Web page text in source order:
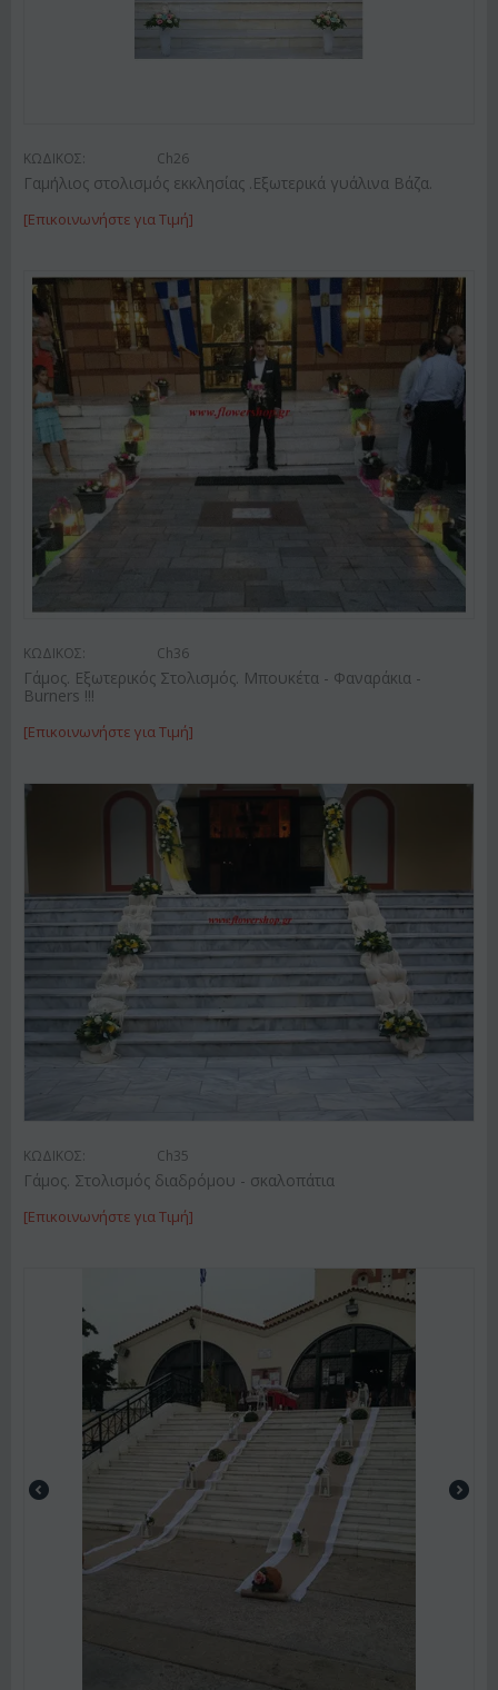
ΚΩΔΙΚΟΣ: Ch26
Γαμήλιος στολισμός εκκλησίας .Εξωτερικά γυάλινα Βάζα.
[Επικοινωνήστε για Τιμή]
ΚΩΔΙΚΟΣ: Ch36
Γάμος. Εξωτερικός Στολισμός. Μπουκέτα - Φαναράκια -
Burners !!!
[Επικοινωνήστε για Τιμή]
ΚΩΔΙΚΟΣ: Ch35
Γάμος. Στολισμός διαδρόμου - σκαλοπάτια
[Επικοινωνήστε για Τιμή]